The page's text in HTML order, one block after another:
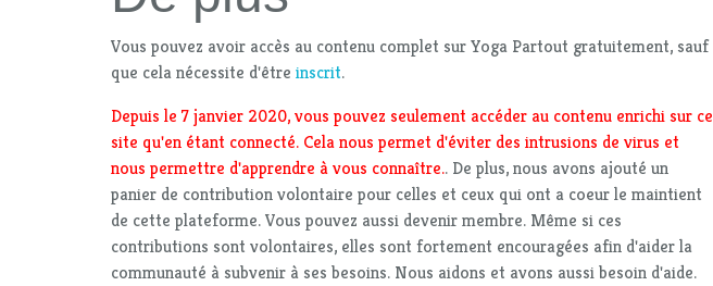
Vous pouvez avoir accès au contenu complet sur Yoga Partout gratuitement, sauf
que cela nécessite d'être inscrit.
Depuis le 7 janvier 2020, vous pouvez seulement accéder au contenu enrichi sur ce
site qu'en étant connecté. Cela nous permet d'éviter des intrusions de virus et
nous permettre d'apprendre à vous connaître.. De plus, nous avons ajouté un
panier de contribution volontaire pour celles et ceux qui ont a coeur le maintient
de cette plateforme. Vous pouvez aussi devenir membre. Même si ces
contributions sont volontaires, elles sont fortement encouragées afin d'aider la
communauté à subvenir à ses besoins. Nous aidons et avons aussi besoin d'aide.